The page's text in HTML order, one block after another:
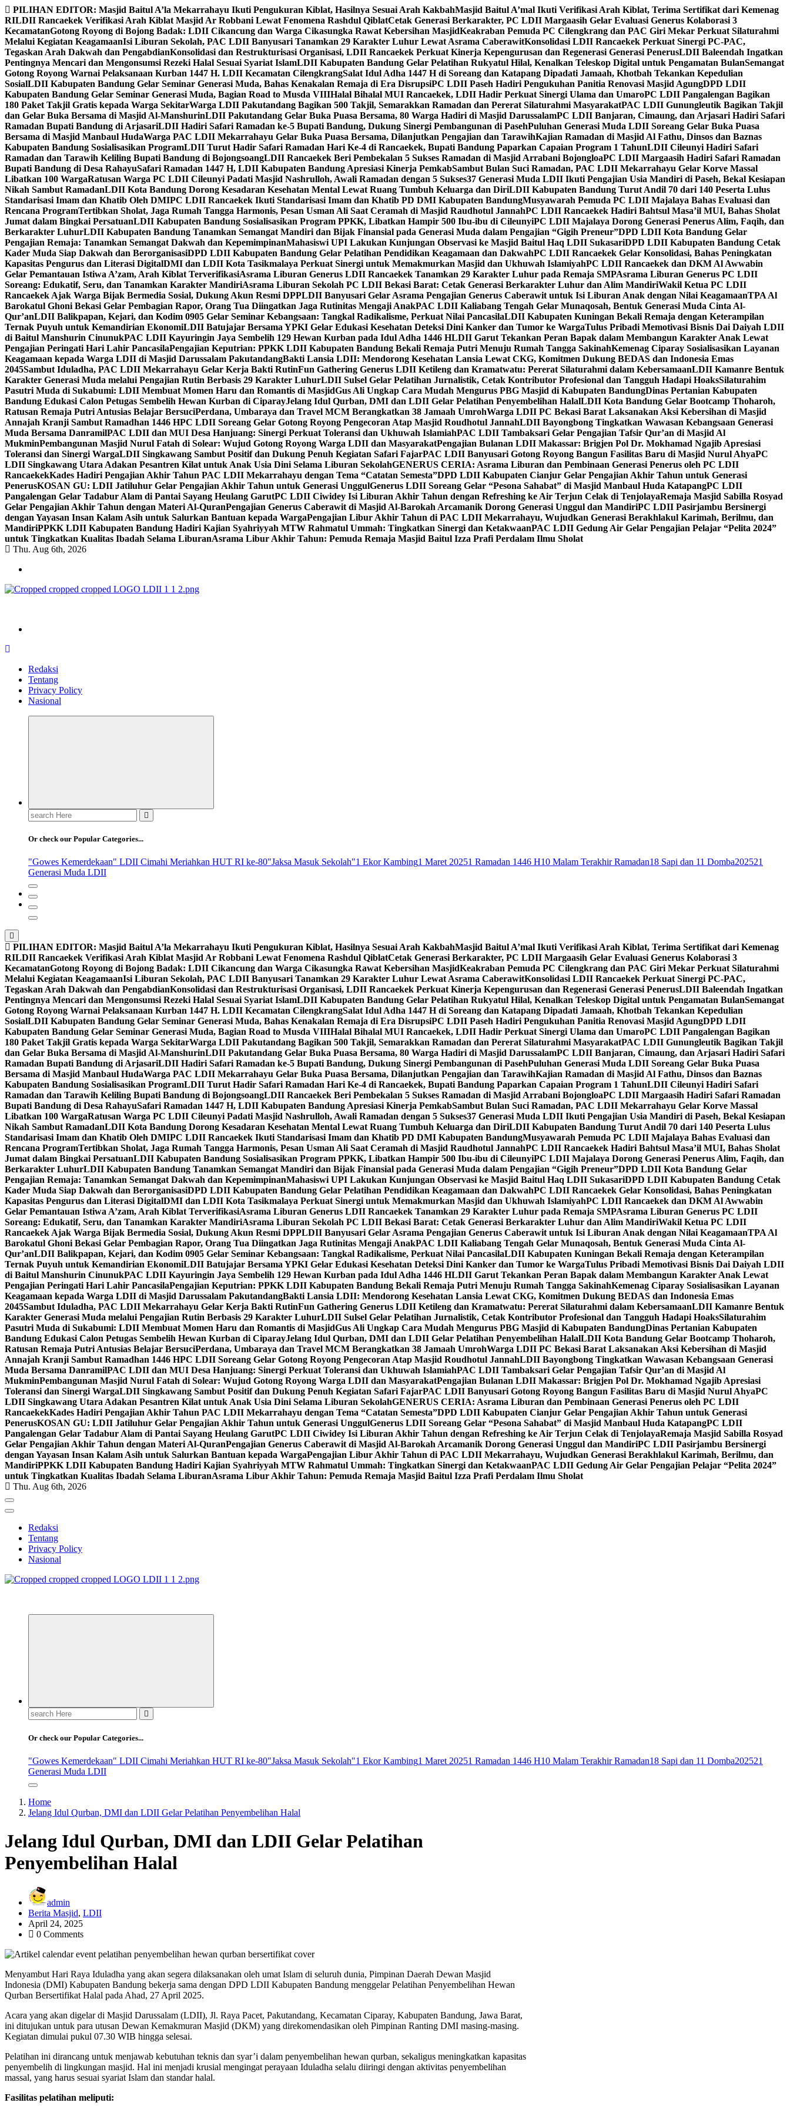
Skip
to
content
PILIHAN EDITOR: Masjid Baitul A’la Mekarrahayu Ikuti Pengukuran Kiblat, Hasilnya Sesuai Arah KakbahMasjid Baitul A’mal Ikuti Verifikasi Arah Kiblat, Terima Sertifikat dari Kemenag
RILDII Rancaekek Verifikasi Arah Kiblat Masjid Ar Robbani Lewat Fenomena Rashdul QiblatCetak Generasi Berkarakter, PC LDII Margaasih Gelar Evaluasi Generus Kolaborasi 3
KecamatanGotong Royong di Bojong Badak: LDII Cikancung dan Warga Cikasungka Rawat Kebersihan MasjidKeakraban Pemuda PC Cilengkrang dan PAC Giri Mekar Perkuat Silaturahmi
Melalui Kegiatan KeagamaanIsi Liburan Sekolah, PAC LDII Banyusari Tanamkan 29 Karakter Luhur Lewat Asrama CaberawitKonsolidasi LDII Rancaekek Perkuat Sinergi PC-PAC,
Tegaskan Arah Dakwah dan PengabdianKonsolidasi dan Restrukturisasi Organisasi, LDII Rancaekek Perkuat Kinerja Kepengurusan dan Regenerasi Generasi PenerusLDII Baleendah Ingatkan
Pentingnya Mencari dan Mengonsumsi Rezeki Halal Sesuai Syariat IslamLDII Kabupaten Bandung Gelar Pelatihan Rukyatul Hilal, Kenalkan Teleskop Digital untuk Pengamatan BulanSemangat
Gotong Royong Warnai Pelaksanaan Kurban 1447 H. LDII Kecamatan CilengkrangSalat Idul Adha 1447 H di Soreang dan Katapang Dipadati Jamaah, Khotbah Tekankan Kepedulian
SosialLDII Kabupaten Bandung Gelar Seminar Generasi Muda, Bahas Kenakalan Remaja di Era DisrupsiPC LDII Paseh Hadiri Pengukuhan Panitia Renovasi Masjid AgungDPD LDII
Kabupaten Bandung Gelar Seminar Generasi Muda, Bagian Road to Musda VIIIHalal Bihalal MUI Rancaekek, LDII Hadir Perkuat Sinergi Ulama dan UmaroPC LDII Pangalengan Bagikan
180 Paket Takjil Gratis kepada Warga SekitarWarga LDII Pakutandang Bagikan 500 Takjil, Semarakkan Ramadan dan Pererat Silaturahmi MasyarakatPAC LDII Gunungleutik Bagikan Takjil
dan Gelar Buka Bersama di Masjid Al-ManshurinLDII Pakutandang Gelar Buka Puasa Bersama, 80 Warga Hadiri di Masjid DarussalamPC LDII Banjaran, Cimaung, dan Arjasari Hadiri Safari
Ramadan Bupati Bandung di ArjasariLDII Hadiri Safari Ramadan ke-5 Bupati Bandung, Dukung Sinergi Pembangunan di PasehPuluhan Generasi Muda LDII Soreang Gelar Buka Puasa
Bersama di Masjid Manbaul HudaWarga PAC LDII Mekarrahayu Gelar Buka Puasa Bersama, Dilanjutkan Pengajian dan TarawihKajian Ramadan di Masjid Al Fathu, Dinsos dan Baznas
Kabupaten Bandung Sosialisasikan ProgramLDII Turut Hadir Safari Ramadan Hari Ke-4 di Rancaekek, Bupati Bandung Paparkan Capaian Program 1 TahunLDII Cileunyi Hadiri Safari
Ramadan dan Tarawih Keliling Bupati Bandung di BojongsoangLDII Rancaekek Beri Pembekalan 5 Sukses Ramadan di Masjid Arrabani BojongloaPC LDII Margaasih Hadiri Safari Ramadan
Bupati Bandung di Desa RahayuSafari Ramadan 1447 H, LDII Kabupaten Bandung Apresiasi Kinerja PemkabSambut Bulan Suci Ramadan, PAC LDII Mekarrahayu Gelar Korve Massal
Libatkan 100 WargaRatusan Warga PC LDII Cileunyi Padati Masjid Nashrulloh, Awali Ramadan dengan 5 Sukses37 Generasi Muda LDII Ikuti Pengajian Usia Mandiri di Paseh, Bekal Kesiapan
Nikah Sambut RamadanLDII Kota Bandung Dorong Kesadaran Kesehatan Mental Lewat Ruang Tumbuh Keluarga dan DiriLDII Kabupaten Bandung Turut Andil 70 dari 140 Peserta Lulus
Standarisasi Imam dan Khatib Oleh DMIPC LDII Rancaekek Ikuti Standarisasi Imam dan Khatib PD DMI Kabupaten BandungMusyawarah Pemuda PC LDII Majalaya Bahas Evaluasi dan
Rencana ProgramTertibkan Sholat, Jaga Rumah Tangga Harmonis, Pesan Usman Ali Saat Ceramah di Masjid Raudhotul JannahPC LDII Rancaekek Hadiri Bahtsul Masa’il MUI, Bahas Sholat
Jumat dalam Bingkai PersatuanLDII Kabupaten Bandung Sosialisasikan Program PPKK, Libatkan Hampir 500 Ibu-ibu di CileunyiPC LDII Majalaya Dorong Generasi Penerus Alim, Faqih, dan
Berkarakter LuhurLDII Kabupaten Bandung Tanamkan Semangat Mandiri dan Bijak Finansial pada Generasi Muda dalam Pengajian “Gigih Preneur”DPD LDII Kota Bandung Gelar
Pengajian Remaja: Tanamkan Semangat Dakwah dan KepemimpinanMahasiswi UPI Lakukan Kunjungan Observasi ke Masjid Baitul Haq LDII SukasariDPD LDII Kabupaten Bandung Cetak
Kader Muda Siap Dakwah dan BerorganisasiDPD LDII Kabupaten Bandung Gelar Pelatihan Pendidikan Keagamaan dan DakwahPC LDII Rancaekek Gelar Konsolidasi, Bahas Peningkatan
Kapasitas Pengurus dan Literasi DigitalDMI dan LDII Kota Tasikmalaya Perkuat Sinergi untuk Memakmurkan Masjid dan Ukhuwah IslamiyahPC LDII Rancaekek dan DKM Al Awwabin
Gelar Pemantauan Istiwa A’zam, Arah Kiblat TerverifikasiAsrama Liburan Generus LDII Rancaekek Tanamkan 29 Karakter Luhur pada Remaja SMPAsrama Liburan Generus PC LDII
Soreang: Edukatif, Seru, dan Tanamkan Karakter MandiriAsrama Liburan Sekolah PC LDII Bekasi Barat: Cetak Generasi Berkarakter Luhur dan Alim MandiriWakil Ketua PC LDII
Rancaekek Ajak Warga Bijak Bermedia Sosial, Dukung Akun Resmi DPPLDII Banyusari Gelar Asrama Pengajian Generus Caberawit untuk Isi Liburan Anak dengan Nilai KeagamaanTPA Al
Barokatul Ghoni Bekasi Gelar Pembagian Rapor, Orang Tua Diingatkan Jaga Rutinitas Mengaji AnakPAC LDII Kaliabang Tengah Gelar Munaqosah, Bentuk Generasi Muda Cinta Al-
Qur’anLDII Balikpapan, Kejari, dan Kodim 0905 Gelar Seminar Kebangsaan: Tangkal Radikalisme, Perkuat Nilai PancasilaLDII Kabupaten Kuningan Bekali Remaja dengan Keterampilan
Ternak Puyuh untuk Kemandirian EkonomiLDII Batujajar Bersama YPKI Gelar Edukasi Kesehatan Deteksi Dini Kanker dan Tumor ke WargaTulus Pribadi Memotivasi Bisnis Dai Daiyah LDII
di Baitul Manshurin CinunukPAC LDII Kayuringin Jaya Sembelih 129 Hewan Kurban pada Idul Adha 1446 HLDII Garut Tekankan Peran Bapak dalam Membangun Karakter Anak Lewat
Pengajian Peringati Hari Lahir PancasilaPengajian Keputrian: PPKK LDII Kabupaten Bandung Bekali Remaja Putri Menuju Rumah Tangga SakinahKemenag Ciparay Sosialisasikan Layanan
Keagamaan kepada Warga LDII di Masjid Darussalam PakutandangBakti Lansia LDII: Mendorong Kesehatan Lansia Lewat CKG, Komitmen Dukung BEDAS dan Indonesia Emas
2045Sambut Iduladha, PAC LDII Mekarrahayu Gelar Kerja Bakti RutinFun Gathering Generus LDII Ketileng dan Kramatwatu: Pererat Silaturahmi dalam KebersamaanLDII Kamanre Bentuk
Karakter Generasi Muda melalui Pengajian Rutin Berbasis 29 Karakter LuhurLDII Sulsel Gelar Pelatihan Jurnalistik, Cetak Kontributor Profesional dan Tangguh Hadapi HoaksSilaturahim
Pasutri Muda di Sukabumi: LDII Membuat Momen Haru dan Romantis di MasjidGus Ali Ungkap Cara Mudah Mengurus PBG Masjid di Kabupaten BandungDinas Pertanian Kabupaten
Bandung Edukasi Calon Petugas Sembelih Hewan Kurban di CiparayJelang Idul Qurban, DMI dan LDII Gelar Pelatihan Penyembelihan HalalLDII Kota Bandung Gelar Bootcamp Thoharoh,
Ratusan Remaja Putri Antusias Belajar BersuciPerdana, Umbaraya dan Travel MCM Berangkatkan 38 Jamaah UmrohWarga LDII PC Bekasi Barat Laksanakan Aksi Kebersihan di Masjid
Annajah Kranji Sambut Ramadhan 1446 HPC LDII Soreang Gelar Gotong Royong Pengecoran Atap Masjid Roudhotul JannahLDII Bayongbong Tingkatkan Wawasan Kebangsaan Generasi
Muda Bersama DanramilPAC LDII dan MUI Desa Hanjuang: Sinergi Perkuat Toleransi dan Ukhuwah IslamiahPAC LDII Tambaksari Gelar Pengajian Tafsir Qur’an di Masjid Al
MukminPembangunan Masjid Nurul Fatah di Solear: Wujud Gotong Royong Warga LDII dan MasyarakatPengajian Bulanan LDII Makassar: Brigjen Pol Dr. Mokhamad Ngajib Apresiasi
Toleransi dan Sinergi WargaLDII Singkawang Sambut Positif dan Dukung Penuh Kegiatan Safari FajarPAC LDII Banyusari Gotong Royong Bangun Fasilitas Baru di Masjid Nurul AhyaPC
LDII Singkawang Utara Adakan Pesantren Kilat untuk Anak Usia Dini Selama Liburan SekolahGENERUS CERIA: Asrama Liburan dan Pembinaan Generasi Penerus oleh PC LDII
RancaekekKades Hadiri Pengajian Akhir Tahun PAC LDII Mekarrahayu dengan Tema “Catatan Semesta”DPD LDII Kabupaten Cianjur Gelar Pengajian Akhir Tahun untuk Generasi
PenerusKOSAN GU: LDII Jatiluhur Gelar Pengajian Akhir Tahun untuk Generasi UnggulGenerus LDII Soreang Gelar “Pesona Sahabat” di Masjid Manbaul Huda KatapangPC LDII
Pangalengan Gelar Tadabur Alam di Pantai Sayang Heulang GarutPC LDII Ciwidey Isi Liburan Akhir Tahun dengan Refreshing ke Air Terjun Celak di TenjolayaRemaja Masjid Sabilla Rosyad
Gelar Pengajian Akhir Tahun dengan Materi Al-QuranPengajian Generus Caberawit di Masjid Al-Barokah Arcamanik Dorong Generasi Unggul dan MandiriPC LDII Pasirjambu Bersinergi
dengan Yayasan Insan Kalam Asih untuk Salurkan Bantuan kepada WargaPengajian Libur Akhir Tahun di PAC LDII Mekarrahayu, Wujudkan Generasi Berakhlakul Karimah, Berilmu, dan
MandiriPPKK LDII Kabupaten Bandung Hadiri Kajian Syahriyyah MTW Rahmatul Ummah: Tingkatkan Sinergi dan KetakwaanPAC LDII Gedung Air Gelar Pengajian Pelajar “Pelita 2024”
untuk Tingkatkan Kualitas Ibadah Selama LiburanAsrama Libur Akhir Tahun: Pemuda Remaja Masjid Baitul Izza Prafi Perdalam Ilmu Sholat
Thu. Aug 6th, 2026
Redaksi
Tentang
Privacy Policy
Nasional
Search
for:
Or check our Popular Categories...
"Gowes Kemerdekaan" LDII Cimahi Meriahkan HUT RI ke-80"Jaksa Masuk Sekolah"1 Ekor Kambing1 Maret 20251 Ramadan 1446 H10 Malam Terakhir Ramadan18 Sapi dan 11 Domba202521
Generasi Muda LDII
PILIHAN EDITOR: Masjid Baitul A’la Mekarrahayu Ikuti Pengukuran Kiblat, Hasilnya Sesuai Arah KakbahMasjid Baitul A’mal Ikuti Verifikasi Arah Kiblat, Terima Sertifikat dari Kemenag
RILDII Rancaekek Verifikasi Arah Kiblat Masjid Ar Robbani Lewat Fenomena Rashdul QiblatCetak Generasi Berkarakter, PC LDII Margaasih Gelar Evaluasi Generus Kolaborasi 3
KecamatanGotong Royong di Bojong Badak: LDII Cikancung dan Warga Cikasungka Rawat Kebersihan MasjidKeakraban Pemuda PC Cilengkrang dan PAC Giri Mekar Perkuat Silaturahmi
Melalui Kegiatan KeagamaanIsi Liburan Sekolah, PAC LDII Banyusari Tanamkan 29 Karakter Luhur Lewat Asrama CaberawitKonsolidasi LDII Rancaekek Perkuat Sinergi PC-PAC,
Tegaskan Arah Dakwah dan PengabdianKonsolidasi dan Restrukturisasi Organisasi, LDII Rancaekek Perkuat Kinerja Kepengurusan dan Regenerasi Generasi PenerusLDII Baleendah Ingatkan
Pentingnya Mencari dan Mengonsumsi Rezeki Halal Sesuai Syariat IslamLDII Kabupaten Bandung Gelar Pelatihan Rukyatul Hilal, Kenalkan Teleskop Digital untuk Pengamatan BulanSemangat
Gotong Royong Warnai Pelaksanaan Kurban 1447 H. LDII Kecamatan CilengkrangSalat Idul Adha 1447 H di Soreang dan Katapang Dipadati Jamaah, Khotbah Tekankan Kepedulian
SosialLDII Kabupaten Bandung Gelar Seminar Generasi Muda, Bahas Kenakalan Remaja di Era DisrupsiPC LDII Paseh Hadiri Pengukuhan Panitia Renovasi Masjid AgungDPD LDII
Kabupaten Bandung Gelar Seminar Generasi Muda, Bagian Road to Musda VIIIHalal Bihalal MUI Rancaekek, LDII Hadir Perkuat Sinergi Ulama dan UmaroPC LDII Pangalengan Bagikan
180 Paket Takjil Gratis kepada Warga SekitarWarga LDII Pakutandang Bagikan 500 Takjil, Semarakkan Ramadan dan Pererat Silaturahmi MasyarakatPAC LDII Gunungleutik Bagikan Takjil
dan Gelar Buka Bersama di Masjid Al-ManshurinLDII Pakutandang Gelar Buka Puasa Bersama, 80 Warga Hadiri di Masjid DarussalamPC LDII Banjaran, Cimaung, dan Arjasari Hadiri Safari
Ramadan Bupati Bandung di ArjasariLDII Hadiri Safari Ramadan ke-5 Bupati Bandung, Dukung Sinergi Pembangunan di PasehPuluhan Generasi Muda LDII Soreang Gelar Buka Puasa
Bersama di Masjid Manbaul HudaWarga PAC LDII Mekarrahayu Gelar Buka Puasa Bersama, Dilanjutkan Pengajian dan TarawihKajian Ramadan di Masjid Al Fathu, Dinsos dan Baznas
Kabupaten Bandung Sosialisasikan ProgramLDII Turut Hadir Safari Ramadan Hari Ke-4 di Rancaekek, Bupati Bandung Paparkan Capaian Program 1 TahunLDII Cileunyi Hadiri Safari
Ramadan dan Tarawih Keliling Bupati Bandung di BojongsoangLDII Rancaekek Beri Pembekalan 5 Sukses Ramadan di Masjid Arrabani BojongloaPC LDII Margaasih Hadiri Safari Ramadan
Bupati Bandung di Desa RahayuSafari Ramadan 1447 H, LDII Kabupaten Bandung Apresiasi Kinerja PemkabSambut Bulan Suci Ramadan, PAC LDII Mekarrahayu Gelar Korve Massal
Libatkan 100 WargaRatusan Warga PC LDII Cileunyi Padati Masjid Nashrulloh, Awali Ramadan dengan 5 Sukses37 Generasi Muda LDII Ikuti Pengajian Usia Mandiri di Paseh, Bekal Kesiapan
Nikah Sambut RamadanLDII Kota Bandung Dorong Kesadaran Kesehatan Mental Lewat Ruang Tumbuh Keluarga dan DiriLDII Kabupaten Bandung Turut Andil 70 dari 140 Peserta Lulus
Standarisasi Imam dan Khatib Oleh DMIPC LDII Rancaekek Ikuti Standarisasi Imam dan Khatib PD DMI Kabupaten BandungMusyawarah Pemuda PC LDII Majalaya Bahas Evaluasi dan
Rencana ProgramTertibkan Sholat, Jaga Rumah Tangga Harmonis, Pesan Usman Ali Saat Ceramah di Masjid Raudhotul JannahPC LDII Rancaekek Hadiri Bahtsul Masa’il MUI, Bahas Sholat
Jumat dalam Bingkai PersatuanLDII Kabupaten Bandung Sosialisasikan Program PPKK, Libatkan Hampir 500 Ibu-ibu di CileunyiPC LDII Majalaya Dorong Generasi Penerus Alim, Faqih, dan
Berkarakter LuhurLDII Kabupaten Bandung Tanamkan Semangat Mandiri dan Bijak Finansial pada Generasi Muda dalam Pengajian “Gigih Preneur”DPD LDII Kota Bandung Gelar
Pengajian Remaja: Tanamkan Semangat Dakwah dan KepemimpinanMahasiswi UPI Lakukan Kunjungan Observasi ke Masjid Baitul Haq LDII SukasariDPD LDII Kabupaten Bandung Cetak
Kader Muda Siap Dakwah dan BerorganisasiDPD LDII Kabupaten Bandung Gelar Pelatihan Pendidikan Keagamaan dan DakwahPC LDII Rancaekek Gelar Konsolidasi, Bahas Peningkatan
Kapasitas Pengurus dan Literasi DigitalDMI dan LDII Kota Tasikmalaya Perkuat Sinergi untuk Memakmurkan Masjid dan Ukhuwah IslamiyahPC LDII Rancaekek dan DKM Al Awwabin
Gelar Pemantauan Istiwa A’zam, Arah Kiblat TerverifikasiAsrama Liburan Generus LDII Rancaekek Tanamkan 29 Karakter Luhur pada Remaja SMPAsrama Liburan Generus PC LDII
Soreang: Edukatif, Seru, dan Tanamkan Karakter MandiriAsrama Liburan Sekolah PC LDII Bekasi Barat: Cetak Generasi Berkarakter Luhur dan Alim MandiriWakil Ketua PC LDII
Rancaekek Ajak Warga Bijak Bermedia Sosial, Dukung Akun Resmi DPPLDII Banyusari Gelar Asrama Pengajian Generus Caberawit untuk Isi Liburan Anak dengan Nilai KeagamaanTPA Al
Barokatul Ghoni Bekasi Gelar Pembagian Rapor, Orang Tua Diingatkan Jaga Rutinitas Mengaji AnakPAC LDII Kaliabang Tengah Gelar Munaqosah, Bentuk Generasi Muda Cinta Al-
Qur’anLDII Balikpapan, Kejari, dan Kodim 0905 Gelar Seminar Kebangsaan: Tangkal Radikalisme, Perkuat Nilai PancasilaLDII Kabupaten Kuningan Bekali Remaja dengan Keterampilan
Ternak Puyuh untuk Kemandirian EkonomiLDII Batujajar Bersama YPKI Gelar Edukasi Kesehatan Deteksi Dini Kanker dan Tumor ke WargaTulus Pribadi Memotivasi Bisnis Dai Daiyah LDII
di Baitul Manshurin CinunukPAC LDII Kayuringin Jaya Sembelih 129 Hewan Kurban pada Idul Adha 1446 HLDII Garut Tekankan Peran Bapak dalam Membangun Karakter Anak Lewat
Pengajian Peringati Hari Lahir PancasilaPengajian Keputrian: PPKK LDII Kabupaten Bandung Bekali Remaja Putri Menuju Rumah Tangga SakinahKemenag Ciparay Sosialisasikan Layanan
Keagamaan kepada Warga LDII di Masjid Darussalam PakutandangBakti Lansia LDII: Mendorong Kesehatan Lansia Lewat CKG, Komitmen Dukung BEDAS dan Indonesia Emas
2045Sambut Iduladha, PAC LDII Mekarrahayu Gelar Kerja Bakti RutinFun Gathering Generus LDII Ketileng dan Kramatwatu: Pererat Silaturahmi dalam KebersamaanLDII Kamanre Bentuk
Karakter Generasi Muda melalui Pengajian Rutin Berbasis 29 Karakter LuhurLDII Sulsel Gelar Pelatihan Jurnalistik, Cetak Kontributor Profesional dan Tangguh Hadapi HoaksSilaturahim
Pasutri Muda di Sukabumi: LDII Membuat Momen Haru dan Romantis di MasjidGus Ali Ungkap Cara Mudah Mengurus PBG Masjid di Kabupaten BandungDinas Pertanian Kabupaten
Bandung Edukasi Calon Petugas Sembelih Hewan Kurban di CiparayJelang Idul Qurban, DMI dan LDII Gelar Pelatihan Penyembelihan HalalLDII Kota Bandung Gelar Bootcamp Thoharoh,
Ratusan Remaja Putri Antusias Belajar BersuciPerdana, Umbaraya dan Travel MCM Berangkatkan 38 Jamaah UmrohWarga LDII PC Bekasi Barat Laksanakan Aksi Kebersihan di Masjid
Annajah Kranji Sambut Ramadhan 1446 HPC LDII Soreang Gelar Gotong Royong Pengecoran Atap Masjid Roudhotul JannahLDII Bayongbong Tingkatkan Wawasan Kebangsaan Generasi
Muda Bersama DanramilPAC LDII dan MUI Desa Hanjuang: Sinergi Perkuat Toleransi dan Ukhuwah IslamiahPAC LDII Tambaksari Gelar Pengajian Tafsir Qur’an di Masjid Al
MukminPembangunan Masjid Nurul Fatah di Solear: Wujud Gotong Royong Warga LDII dan MasyarakatPengajian Bulanan LDII Makassar: Brigjen Pol Dr. Mokhamad Ngajib Apresiasi
Toleransi dan Sinergi WargaLDII Singkawang Sambut Positif dan Dukung Penuh Kegiatan Safari FajarPAC LDII Banyusari Gotong Royong Bangun Fasilitas Baru di Masjid Nurul AhyaPC
LDII Singkawang Utara Adakan Pesantren Kilat untuk Anak Usia Dini Selama Liburan SekolahGENERUS CERIA: Asrama Liburan dan Pembinaan Generasi Penerus oleh PC LDII
RancaekekKades Hadiri Pengajian Akhir Tahun PAC LDII Mekarrahayu dengan Tema “Catatan Semesta”DPD LDII Kabupaten Cianjur Gelar Pengajian Akhir Tahun untuk Generasi
PenerusKOSAN GU: LDII Jatiluhur Gelar Pengajian Akhir Tahun untuk Generasi UnggulGenerus LDII Soreang Gelar “Pesona Sahabat” di Masjid Manbaul Huda KatapangPC LDII
Pangalengan Gelar Tadabur Alam di Pantai Sayang Heulang GarutPC LDII Ciwidey Isi Liburan Akhir Tahun dengan Refreshing ke Air Terjun Celak di TenjolayaRemaja Masjid Sabilla Rosyad
Gelar Pengajian Akhir Tahun dengan Materi Al-QuranPengajian Generus Caberawit di Masjid Al-Barokah Arcamanik Dorong Generasi Unggul dan MandiriPC LDII Pasirjambu Bersinergi
dengan Yayasan Insan Kalam Asih untuk Salurkan Bantuan kepada WargaPengajian Libur Akhir Tahun di PAC LDII Mekarrahayu, Wujudkan Generasi Berakhlakul Karimah, Berilmu, dan
MandiriPPKK LDII Kabupaten Bandung Hadiri Kajian Syahriyyah MTW Rahmatul Ummah: Tingkatkan Sinergi dan KetakwaanPAC LDII Gedung Air Gelar Pengajian Pelajar “Pelita 2024”
untuk Tingkatkan Kualitas Ibadah Selama LiburanAsrama Libur Akhir Tahun: Pemuda Remaja Masjid Baitul Izza Prafi Perdalam Ilmu Sholat
Thu. Aug 6th, 2026
Redaksi
Tentang
Privacy Policy
Nasional
Search
for:
Or check our Popular Categories...
"Gowes Kemerdekaan" LDII Cimahi Meriahkan HUT RI ke-80"Jaksa Masuk Sekolah"1 Ekor Kambing1 Maret 20251 Ramadan 1446 H10 Malam Terakhir Ramadan18 Sapi dan 11 Domba202521
Generasi Muda LDII
Home
Jelang Idul Qurban, DMI dan LDII Gelar Pelatihan Penyembelihan Halal
Jelang Idul Qurban, DMI dan LDII Gelar Pelatihan
Penyembelihan Halal
admin
Berita Masjid, LDII
April 24, 2025
0 Comments
Menyambut Hari Raya Iduladha yang akan segera dilaksanakan oleh umat Islam di seluruh dunia, Pimpinan Daerah Dewan Masjid
Indonesia (DMI) Kabupaten Bandung bekerja sama dengan DPD LDII Kabupaten Bandung menggelar Pelatihan Penyembelihan Hewan
Qurban Bersertifikat Halal pada Ahad, 27 April 2025.
Acara yang akan digelar di Masjid Darussalam (LDII), Jl. Raya Pacet, Pakutandang, Kecamatan Ciparay, Kabupaten Bandung, Jawa Barat,
ini ditujukan untuk para utusan Dewan Kemakmuran Masjid (DKM) yang direkomendasikan oleh Pimpinan Ranting DMI masing-masing.
Kegiatan dimulai pukul 07.30 WIB hingga selesai.
Pelatihan ini dirancang untuk menjawab kebutuhan teknis dan syar’i dalam penyembelihan hewan qurban, sekaligus meningkatkan kapasitas
penyembelih di lingkungan masjid. Hal ini menjadi krusial mengingat perayaan Iduladha selalu diiringi dengan aktivitas penyembelihan
massal, yang harus sesuai syariat Islam dan standar halal.
Fasilitas pelatihan meliputi: